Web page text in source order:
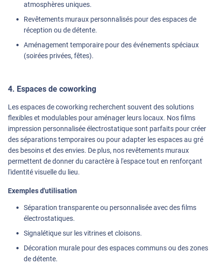
atmosphères uniques.
Revêtements muraux personnalisés pour des espaces de
réception ou de détente.
Aménagement temporaire pour des événements spéciaux
(soirées privées, fêtes).
4. Espaces de coworking
Les espaces de coworking recherchent souvent des solutions
flexibles et modulables pour aménager leurs locaux. Nos films
impression personnalisée électrostatique sont parfaits pour créer
des séparations temporaires ou pour adapter les espaces au gré
des besoins et des envies. De plus, nos revêtements muraux
permettent de donner du caractère à l'espace tout en renforçant
l'identité visuelle du lieu.
Exemples d'utilisation
Séparation transparente ou personnalisée avec des films
électrostatiques.
Signalétique sur les vitrines et cloisons.
Décoration murale pour des espaces communs ou des zones
de détente.